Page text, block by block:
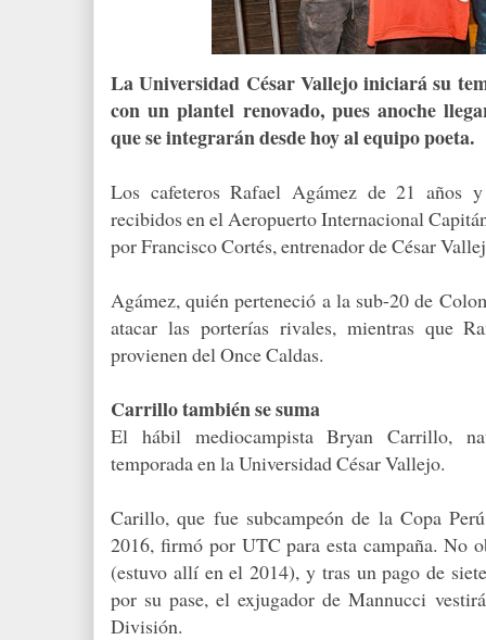
La Universidad César Vallejo iniciará su
con un plantel renovado, pues anoche
que se integrarán desde hoy al equipo poeta.
Los cafeteros Rafael Agámez de 21 años
recibidos en el Aeropuerto Internacional
por Francisco Cortés, entrenador de César
Agámez, quién perteneció a la sub-20 de
atacar las porterías rivales, mientras que
provienen del Once Caldas.
Carrillo también se suma
El hábil mediocampista Bryan Carrillo,
temporada en la Universidad César Vallejo.
Carillo, que fue subcampeón de la Copa
2016, firmó por UTC para esta campaña. No
(estuvo allí en el 2014), y tras un pago de
por su pase, el exjugador de Mannucci
División.